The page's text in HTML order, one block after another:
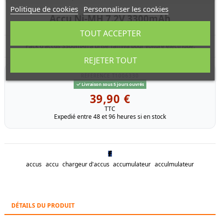
Accu Ni-MH 7.2V 3300mAh
Pack d'accus 3300mAh a prise Tamiya pour voiture electrique.
Livraison sous 5 jours ouvrés
39,90 €
TTC
Expedié entre 48 et 96 heures si en stock
accus accu chargeur d'accus accumulateur acculmulateur
DÉTAILS DU PRODUIT
Politique de cookies Personnaliser les cookies
REJETER TOUT
TOUT ACCEPTER